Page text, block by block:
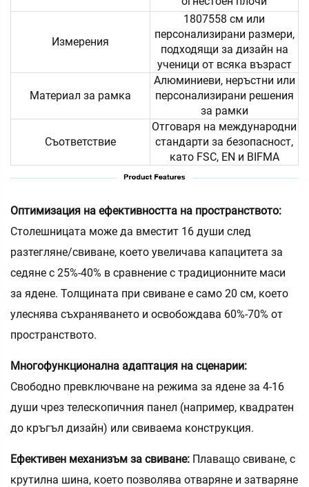
Измерения
1807558 см или
персонализирани размери,
подходящи за дизайн на
ученици от всяка възраст
Материал за рамка
Алюминиеви, неръстни или
персонализирани решения
за рамки
Съответствие
Отговаря на международни
стандарти за безопасност,
като FSC, EN и BIFMA
Оптимизация на ефективността на пространството:
Столешницата може да вместит 16 души след
разтегляне/свиване, което увеличава капацитета за
седяне с 25%-40% в сравнение с традиционните маси
за ядене. Толщината при свиване е само 20 см, което
улеснява съхраняването и освобождава 60%-70% от
пространството.
Многофункционална адаптация на сценарии:
Свободно превключване на режима за ядене за 4-16
души чрез телескопичния панел (например, квадратен
до кръгъл дизайн) или свиваема конструкция.
Ефективен механизъм за свиване: Плаващо свиване, с
крутилна шина, което позволява отваряне и затваряне